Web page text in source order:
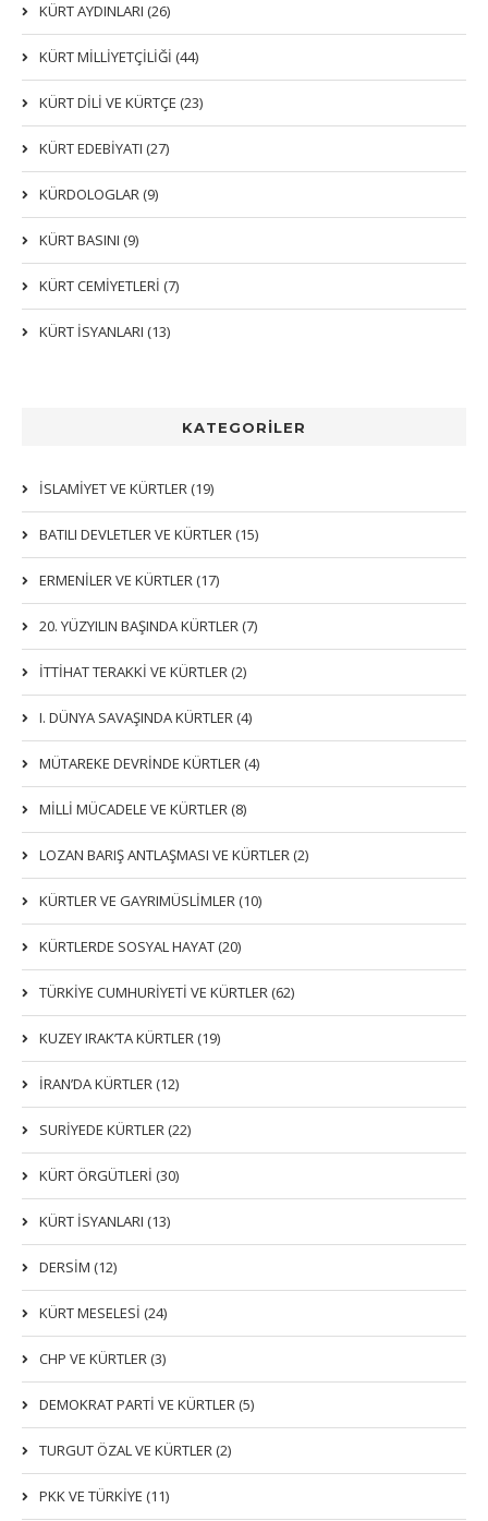
KATEGORİLER
İSLAMIYET VE KÜRTLER (19)
BATILI DEVLETLER VE KÜRTLER (15)
ERMENİLER VE KÜRTLER (17)
20. YÜZYILIN BAŞINDA KÜRTLER (7)
İTTIHAT TERAKKI VE KÜRTLER (2)
I. DÜNYA SAVAŞINDA KÜRTLER (4)
MÜTAREKE DEVRİNDE KÜRTLER (4)
MİLLİ MÜCADELE VE KÜRTLER (8)
LOZAN BARIŞ ANTLAŞMASI VE KÜRTLER (2)
KÜRTLER VE GAYRIMÜSLIMLER (10)
KÜRTLERDE SOSYAL HAYAT (20)
TÜRKİYE CUMHURİYETİ VE KÜRTLER (62)
KUZEY IRAK’TA KÜRTLER (19)
İRAN’DA KÜRTLER (12)
SURİYEDE KÜRTLER (22)
KÜRT ÖRGÜTLERİ (30)
KÜRT İSYANLARI (13)
DERSIM (12)
KÜRT MESELESİ (24)
CHP VE KÜRTLER (3)
DEMOKRAT PARTI VE KÜRTLER (5)
TURGUT ÖZAL VE KÜRTLER (2)
PKK VE TÜRKIYE (11)
KÜRT AYDINLARI (26)
KÜRT MİLLİYETÇİLİĞİ (44)
KÜRT DİLİ VE KÜRTÇE (23)
KÜRT EDEBİYATI (27)
KÜRDOLOGLAR (9)
KÜRT BASINI (9)
KÜRT CEMİYETLERİ (7)
KÜRT İSYANLARI (13)